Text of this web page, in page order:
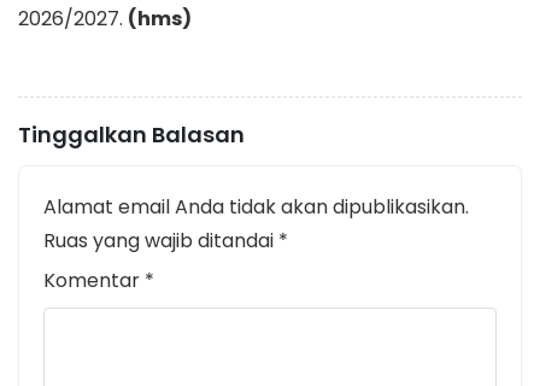
2026/2027. (hms)
Tinggalkan Balasan
Alamat email Anda tidak akan dipublikasikan.
Ruas yang wajib ditandai *
Komentar *